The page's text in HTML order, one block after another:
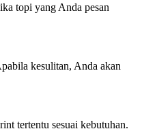
topi yang Anda pesan
kesulitan, Anda akan
tertentu sesuai kebutuhan.